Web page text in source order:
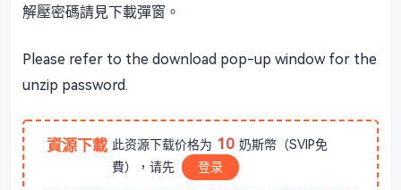
解壓密碼請見下載彈窗。
Please refer to the download pop-up window for the
unzip password.
資源下載 此资源下载价格为 10 奶斯幣（SVIP免
費），请先
登录